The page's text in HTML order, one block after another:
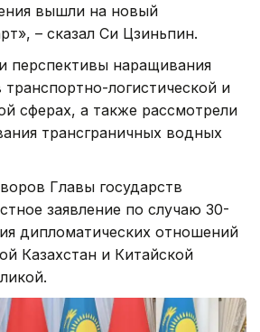
вышли на новый
– сказал Си Цзиньпин.
перспективы наращивания
транспортно-логистической и
сферах, а также рассмотрели
трансграничных водных
Главы государств
заявление по случаю 30-
дипломатических отношений
Казахстан и Китайской